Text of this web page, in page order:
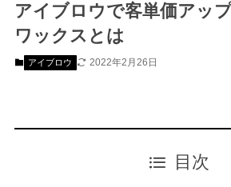
アイブロウで客単価アッ
ワックスとは
アイブロウ 2022年2月26日
目次